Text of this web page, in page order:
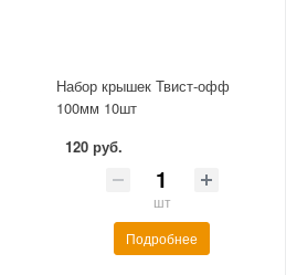
Набор крышек Твист-офф
100мм 10шт
120 руб.
шт
Подробнее